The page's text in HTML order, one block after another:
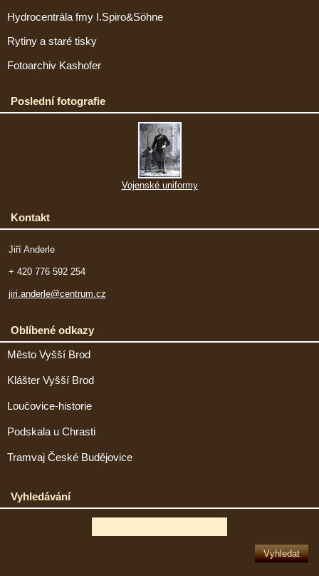
Hydrocentrála fmy I.Spiro&Söhne
Rytiny a staré tisky
Fotoarchiv Kashofer
Poslední fotografie
Vojenské uniformy
Kontakt
Jiří Anderle
+ 420 776 592 254
jiri.anderle@centrum.cz
Oblíbené odkazy
Město Vyšší Brod
Klášter Vyšší Brod
Loučovice-historie
Podskala u Chrasti
Tramvaj České Budějovice
Vyhledávání